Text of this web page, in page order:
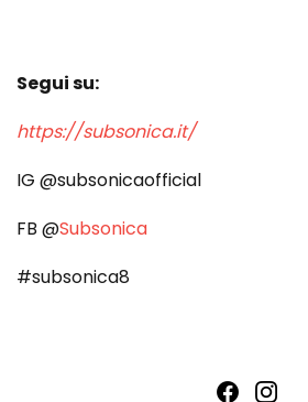
Segui su:
https://subsonica.it/
IG @subsonicaofficial
FB @Subsonica
#subsonica8